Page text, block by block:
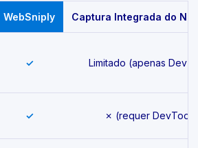
WebSniply Captura Integrada do
✓ Limitado (apenas
✓ ✗ (requer